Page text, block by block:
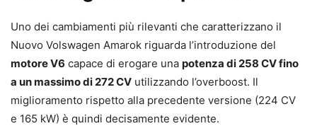
Uno dei cambiamenti più rilevanti che caratterizzano il
Nuovo Volswagen Amarok riguarda l’introduzione del
motore V6 capace di erogare una potenza di 258 CV fino
a un massimo di 272 CV utilizzando l’overboost. Il
miglioramento rispetto alla precedente versione (224 CV
e 165 kW) è quindi decisamente evidente.